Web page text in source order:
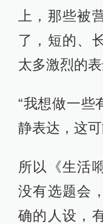
上，那些被
了，短的、
太多激烈的表
“我想做一些
静表达，这
所以《生活
没有选题会
确的人设，